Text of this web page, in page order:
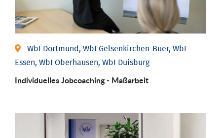
WbI Dortmund, WbI Gelsenkirchen-Buer, WbI
Essen, WbI Oberhausen, WbI Duisburg
Individu­elles Job­coaching - Maßarbeit